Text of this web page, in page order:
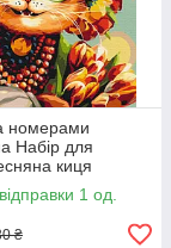
номерами
Набір для
киця
Пащук Полотно
40x501 од.
₴